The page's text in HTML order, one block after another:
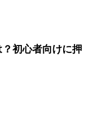
初心者向けに押